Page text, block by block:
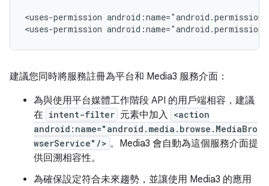
<uses-permission
<uses-permission
建議您同時將服務註冊為平台和 Media3 服務介面：
為與使用平台媒體工作階段 API 的用戶端相容，建議
在 intent-filter 元素中加入 <action
android:name="android.media.browse.MediaBro
wserService"/> 。Media3 會自動為這個服務介面提
供回溯相容性。
為確保設定符合未來趨勢，並讓使用 Media3 的應用